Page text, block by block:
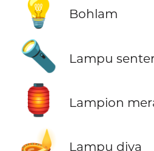
💡 Bohlam
🔦 Lampu
🏮 Lampion
Lampu diya